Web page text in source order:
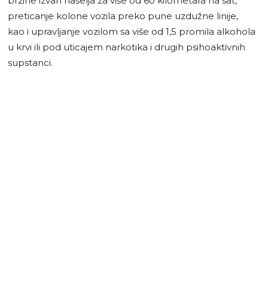
preticanje kolone vozila preko pune uzdužne linije,
kao i upravljanje vozilom sa više od 1,5 promila alkohola
u krvi ili pod uticajem narkotika i drugih psihoaktivnih
supstanci.